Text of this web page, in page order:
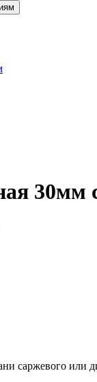
30мм
саржевого или